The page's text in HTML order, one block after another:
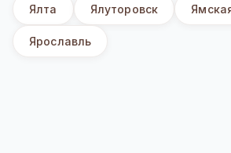
Ялта Ялуторовск
Ярославль